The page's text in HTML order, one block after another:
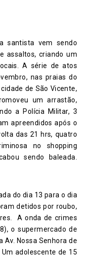
santista vem sendo
assaltos, criando um
A série de atos
nas praias do
de São Vicente,
um arrastão,
a Polícia Militar, 3
apreendidos após o
das 21 hrs, quatro
no shopping
sendo baleada.
do dia 13 para o dia
detidos por roubo,
A onda de crimes
o supermercado de
Av. Nossa Senhora de
adolescente de 15